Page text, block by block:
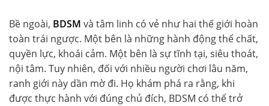
Bề ngoài, BDSM và tâm linh có vẻ như hai thế giới hoàn
toàn trái ngược. Một bên là những hành động thể chất,
quyền lực, khoái cảm. Một bên là sự tĩnh tại, siêu thoát,
nội tâm. Tuy nhiên, đối với nhiều người chơi lâu năm,
ranh giới này dần mờ đi. Họ khám phá ra rằng, khi
được thực hành với đúng chủ đích, BDSM có thể trở